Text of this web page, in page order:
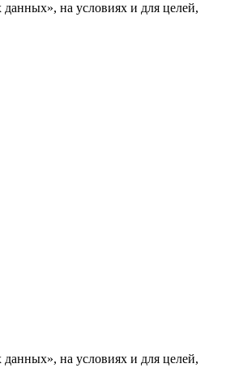
на условиях и для целей,
на условиях и для целей,